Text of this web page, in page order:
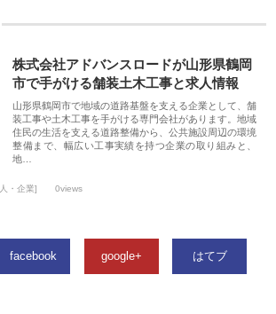
株式会社アドバンスロードが山形県鶴岡
市で手がける舗装土木工事と求人情報
山形県鶴岡市で地域の道路基盤を支える企業として、舗
装工事や土木工事を手がける専門会社があります。地域
住民の生活を支える道路整備から、公共施設周辺の環境
整備まで、幅広い工事実績を持つ企業の取り組みと、
地…
・企業] 0views
facebook google+ はてブ